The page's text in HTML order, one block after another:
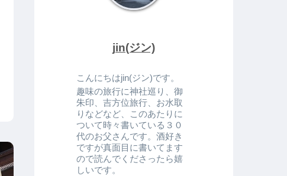
jin(ジン)
こんにちはjin(ジン)です。
趣味の旅行に神社巡り、御
朱印、吉方位旅行、お水取
りなどなど、このあたりに
ついて時々書いている３０
代のお父さんです。酒好き
ですが真面目に書いてます
ので読んでくださったら嬉
しいです。